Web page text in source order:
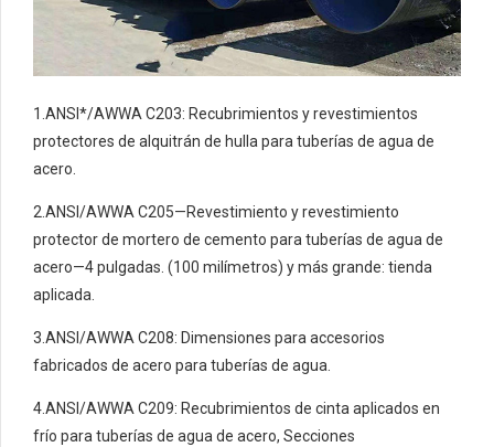
1.ANSI*/AWWA C203: Recubrimientos y revestimientos
protectores de alquitrán de hulla para tuberías de agua de
acero.
2.ANSI/AWWA C205—Revestimiento y revestimiento
protector de mortero de cemento para tuberías de agua de
acero—4 pulgadas. (100 milímetros) y más grande: tienda
aplicada.
3.ANSI/AWWA C208: Dimensiones para accesorios
fabricados de acero para tuberías de agua.
4.ANSI/AWWA C209: Recubrimientos de cinta aplicados en
frío para tuberías de agua de acero, Secciones